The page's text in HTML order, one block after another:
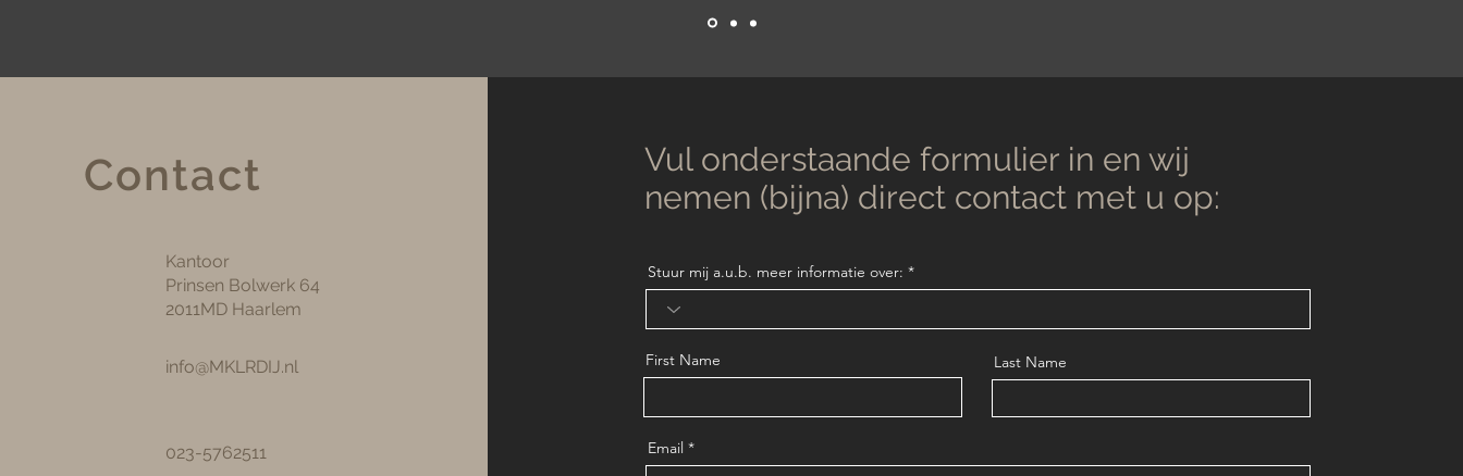
Contact
Kantoor
Prinsen Bolwerk 64
2011MD Haarlem
info@MKLRDIJ.nl
023-5762511
Vul onderstaande formulier in en wij
nemen (bijna) direct contact met u op:
Stuur mij a.u.b. meer informatie over:
First Name Last Name
Email